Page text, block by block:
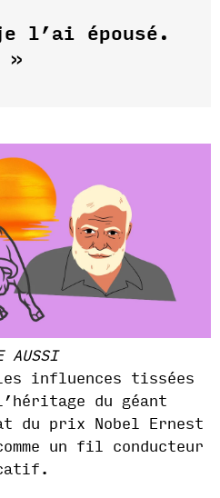
l’ai épousé.
»
AUSSI
influences tissées
du géant
prix Nobel Ernest
un fil conducteur